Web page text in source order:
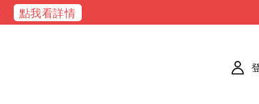
點我看詳情